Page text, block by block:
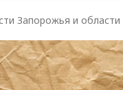
Запорожья и области